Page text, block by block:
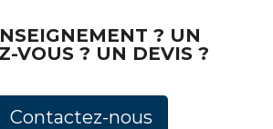
? UN
VOUS ? UN DEVIS ?
Contactez-nous